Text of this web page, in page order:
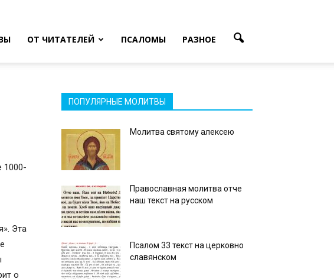
ОТ ЧИТАТЕЛЕЙ ПСАЛОМЫ РАЗНОЕ
1000-
Эта
о
ПОПУЛЯРНЫЕ МОЛИТВЫ
Молитва святому алексею
Православная молитва отче
наш текст на русском
Псалом 33 текст на церковно
славянском